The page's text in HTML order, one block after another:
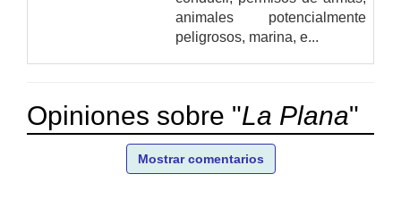
animales potencialmente
peligrosos, marina, e...
Opiniones sobre "La Plana"
Mostrar comentarios